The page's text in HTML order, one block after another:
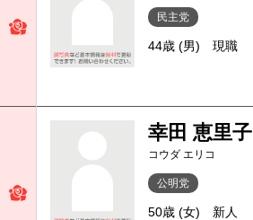
民主党
44歳 (男) 現職
幸田 恵里子
コウダ エリコ
公明党
50歳 (女) 新人